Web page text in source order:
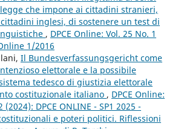
legge che impone ai cittadini stranieri,
inglesi, di sostenere un test di
, DPCE Online: Vol. 25 No. 1
1/2016
Il Bundesverfassungsgericht come
elettorale e la possibile
tedesco di giustizia elettorale
costituzionale italiano , DPCE Online:
(2024): DPCE ONLINE - SP1 2025 -
e poteri politici. Riflessioni